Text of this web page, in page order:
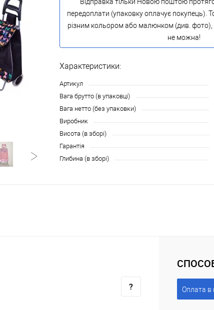
передоплати (упаковку оплачує покупець).
різним кольором або малюнком (див. фото),
не можна!
Характеристики:
Артикул
Вага брутто (в упаковці)
Вага нетто (без упаковки)
Виробник
Висота (в зборі)
Гарантія
Глибина (в зборі)
Оплата в